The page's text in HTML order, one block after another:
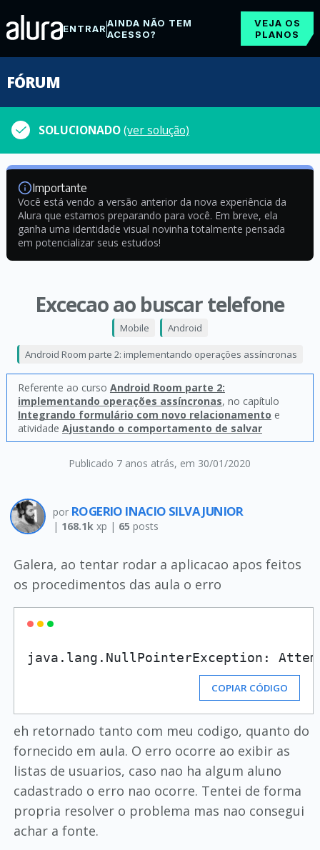
ENTRARAINDA NÃO TEM
ACESSO?
VEJA OS
PLANOS
FÓRUM
SOLUCIONADO(ver solução)
Importante
Você está vendo a versão anterior da nova experiência da
Alura que estamos preparando para você. Em breve, ela
ganha uma identidade visual novinha totalmente pensada
em potencializar seus estudos!
Excecao ao buscar telefone
Publicado 7 anos atrás, em 30/01/2020
Mobile Android
Android Room parte 2: implementando operações assíncronas
Referente ao curso Android Room parte 2:
implementando operações assíncronas, no capítulo
Integrando formulário com novo relacionamento e
atividade Ajustando o comportamento de salvar
por ROGERIO INACIO SILVA JUNIOR
| 168.1kxp | 65 posts
Galera, ao tentar rodar a aplicacao apos feitos
os procedimentos das aula o erro
java.lang.NullPointerException:
COPIAR CÓDIGO
eh retornado tanto com meu codigo, quanto do
fornecido em aula. O erro ocorre ao exibir as
listas de usuarios, caso nao ha algum aluno
cadastrado o erro nao ocorre. Tentei de forma
propria resolver o problema mas nao consegui
achar a fonte.